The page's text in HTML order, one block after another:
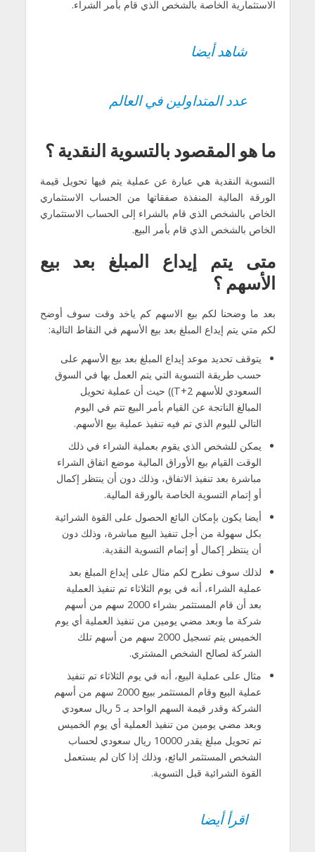
الاستثمارية الخاصة بالشخص الذي قام بأمر الشراء.
شاهد أيضا
عدد المتداولين في العالم
ما هو المقصود بالتسوية النقدية ؟
التسوية النقدية هي عبارة عن عملية يتم فيها تحويل قيمة
الورقة المالية المنفذة صفقاتها من الحساب الاستثماري
الخاص بالشخص الذي قام بالشراء إلى الحساب الاستثماري
الخاص بالشخص الذي قام بأمر البيع.
متى يتم إيداع المبلغ بعد بيع
الأسهم ؟
بعد ما وضحنا لكم بيع الاسهم كم ياخد وقت سوف أوضح
لكم متي يتم إيداع المبلغ بعد بيع الأسهم في النقاط التالية:
يتوقف تحديد موعد إيداع المبلغ بعد بيع الأسهم على
حسب طريقة التسوية التي يتم العمل بها في السوق
السعودي للأسهم T+2)) حيث أن عملية تحويل
المبالغ الناتجة عن القيام بأمر البيع تتم في اليوم
التالي لليوم الذي تم فيه تنفيذ عملية بيع الأسهم.
يمكن للشخص الذي يقوم بعملية الشراء في ذلك
الوقت القيام بيع الأوراق المالية موضع اتفاق الشراء
مباشرة بعد تنفيذ الاتفاق، وذلك دون أن ينتظر إكمال
أو إتمام التسوية الخاصة بالورقة المالية.
أيضا يكون بإمكان البائع الحصول على القوة الشرائية
بكل سهولة من أجل تنفيذ البيع مباشرة، وذلك دون
أن ينتظر إكمال أو إتمام التسوية النقدية.
لذلك سوف نطرح لكم مثال على إيداع المبلغ بعد
عملية الشراء، أنه في يوم الثلاثاء تم تنفيذ العملية
بعد أن قام المستثمر بشراء 2000 سهم من أسهم
شركة ما وبعد مضي يومين من تنفيذ العملية أي يوم
الخميس يتم تسجيل 2000 سهم من أسهم تلك
الشركة لصالح الشخص المشتري.
مثال على عملية البيع، أنه في يوم الثلاثاء تم تنفيذ
عملية البيع وقام المستثمر ببيع 2000 سهم من أسهم
الشركة وقدر قيمة السهم الواحد بـ 5 ريال سعودي
وبعد مضي يومين من تنفيذ العملية أي يوم الخميس
تم تحويل مبلغ يقدر 10000 ريال سعودي لحساب
الشخص المستثمر البائع، وذلك إذا كان لم يستعمل
القوة الشرائية قبل التسوية.
اقرأ أيضا